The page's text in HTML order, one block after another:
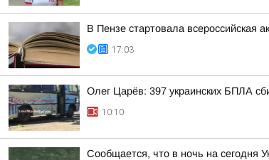
В Пензе стартовала всероссийская
17:03
Олег Царёв: 397 украинских БПЛА
10:10
Сообщается, что в ночь на сегодня